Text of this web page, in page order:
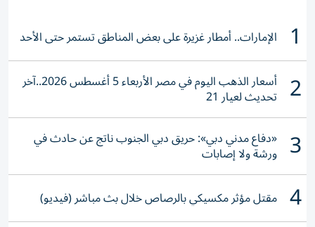
1 الإمارات.. أمطار غزيرة على بعض المناطق تستمر حتى الأحد
2 أسعار الذهب اليوم في مصر الأربعاء 5 أغسطس 2026..آخر
تحديث لعيار 21
3 «دفاع مدني دبي»: حريق دبي الجنوب ناتج عن حادث في
ورشة ولا إصابات
4 مقتل مؤثر مكسيكي بالرصاص خلال بث مباشر (فيديو)